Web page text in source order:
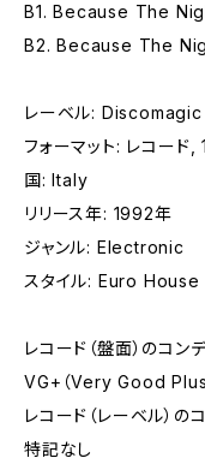
B1. Because The
B2. Because The
レーベル:
フォーマット: レコー
国: Italy
リリース年: 1992年
ジャンル: Electronic
スタイル: Euro House
レコード（盤面）のコン
VG+（Very Good
レコード（レーベル）の
特記なし